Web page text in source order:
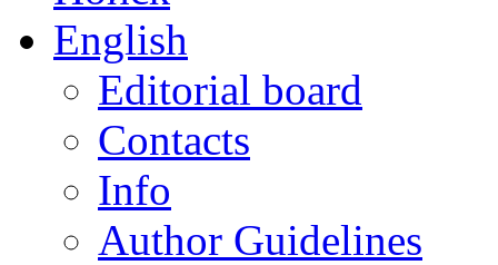
English
Editorial board
Contacts
Info
Author Guidelines